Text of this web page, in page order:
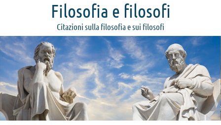
Filosofia e filosofi
Citazioni sulla filosofia e sui filosofi